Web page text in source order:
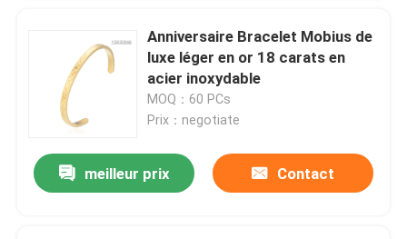
Collier en acier inoxydable en stock
Les bijoux en acier inoxydable sont en stock
Anniversaire Bracelet Mobius de
luxe léger en or 18 carats en
acier inoxydable
MOQ：60 PCs
Prix：negotiate
meilleur prix Contact